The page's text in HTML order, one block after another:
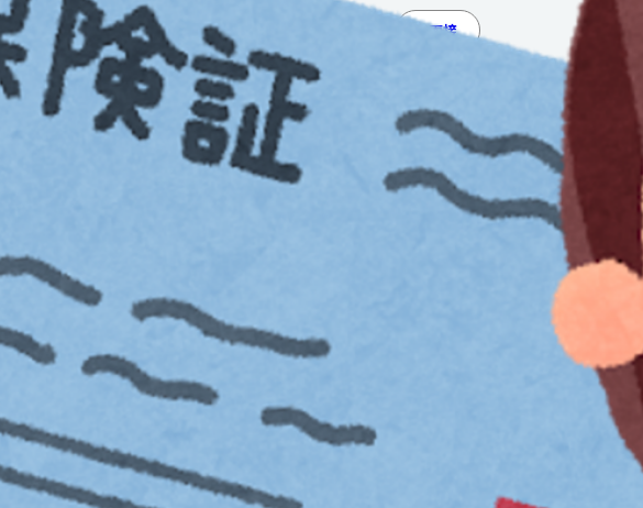
面接
転職
ランチ 環状通東
東区 就職活動
建設コンサルタント
社会保険
健康保険